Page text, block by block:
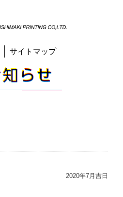
サイトマップ
2020年7月吉日